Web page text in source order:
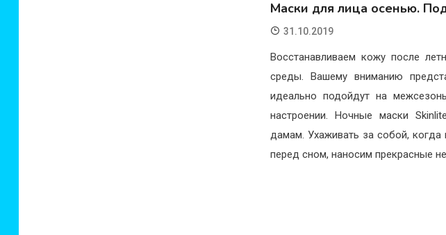
Маски для лица осенью.
31.10.2019
Восстанавливаем кожу после
среды. Вашему вниманию
идеально подойдут на
настроении. Ночные маски
дамам. Ухаживать за собой,
перед сном, наносим прекрасные